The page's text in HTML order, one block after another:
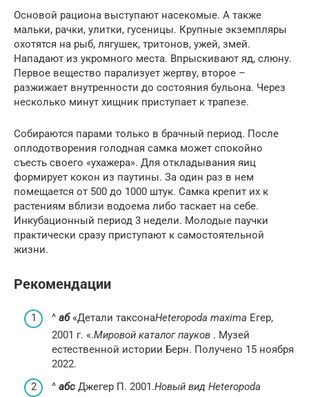
Основой рациона выступают насекомые. А также
мальки, рачки, улитки, гусеницы. Крупные экземпляры
охотятся на рыб, лягушек, тритонов, ужей, змей.
Нападают из укромного места. Впрыскивают яд, слюну.
Первое вещество парализует жертву, второе –
разжижает внутренности до состояния бульона. Через
несколько минут хищник приступает к трапезе.
Собираются парами только в брачный период. После
оплодотворения голодная самка может спокойно
съесть своего «ухажера». Для откладывания яиц
формирует кокон из паутины. За один раз в нем
помещается от 500 до 1000 штук. Самка крепит их к
растениям вблизи водоема либо таскает на себе.
Инкубационный период 3 недели. Молодые паучки
практически сразу приступают к самостоятельной
жизни.
Рекомендации
^ аб«Детали таксонаHeteropoda maxima Егер,
2001 г. «.Мировой каталог пауков . Музей
естественной истории Берн. Получено 15 ноября
2022.
^ абc Джегер П. 2001.Новый вид Heteropoda